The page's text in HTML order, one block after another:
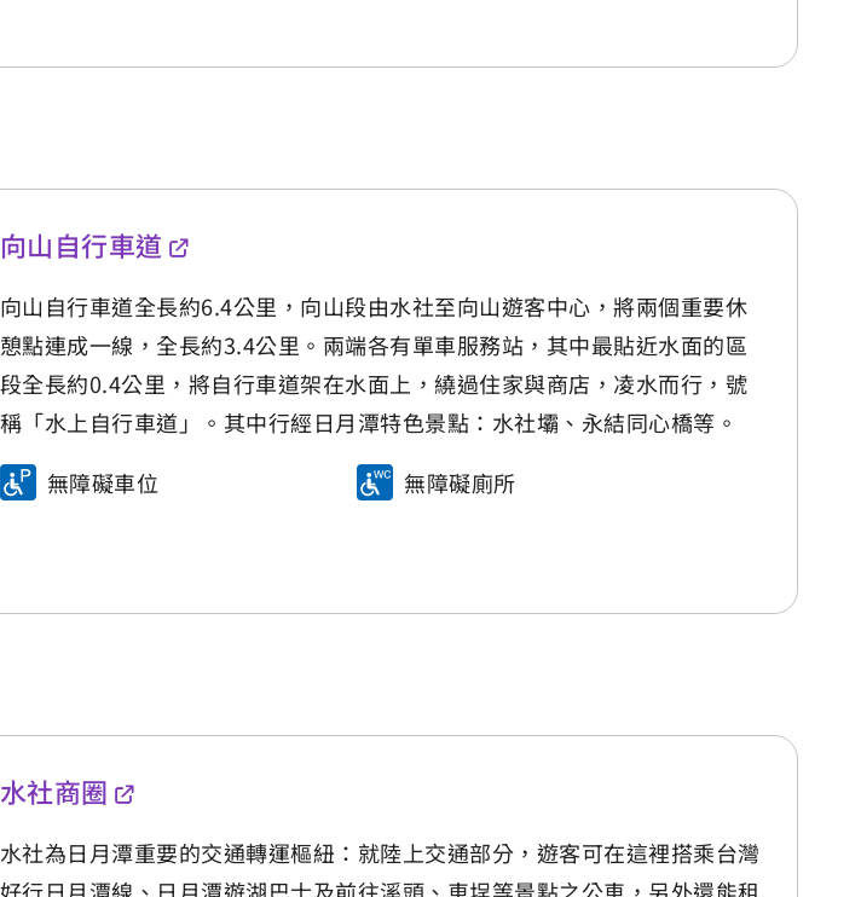
向山自行車道
向山自行車道全長約6.4公里，向山段由水社至向山遊客中心，將兩個重要休
憩點連成一線，全長約3.4公里。兩端各有單車服務站，其中最貼近水面的區
段全長約0.4公里，將自行車道架在水面上，繞過住家與商店，凌水而行，號
稱「水上自行車道」。其中行經日月潭特色景點：水社壩、永結同心橋等。
無障礙車位
無障礙廁所
水社商圈
水社為日月潭重要的交通轉運樞紐：就陸上交通部分，遊客可在這裡搭乘台灣
好行日月潭線、日月潭遊湖巴士及前往溪頭、車埕等景點之公車，另外還能租